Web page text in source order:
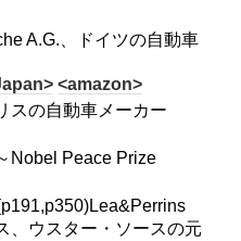
A.G.、ドイツの自動車
<amazon>
スの自動車メーカー
Nobel Peace Prize
、ウスター・ソースの元